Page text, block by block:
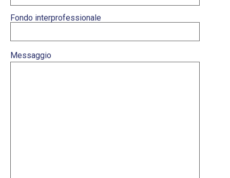
Fondo interprofessionale
Messaggio